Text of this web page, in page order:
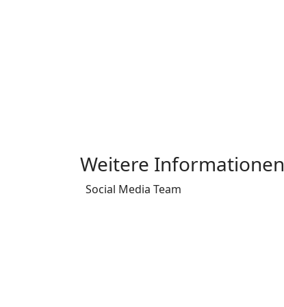
Weitere Informationen
Weitere Informationen
Social Media Team